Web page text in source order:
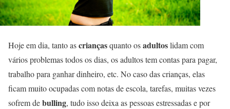
Hoje em dia, tanto ascriançasquanto osadultoslidam com
vários problemas todos os dias, os adultos tem contas para pagar,
trabalho para ganhar dinheiro, etc. No caso das crianças, elas
ficam muito ocupadas com notas de escola, tarefas, muitas vezes
sofrem debulling, tudo isso deixa as pessoas estressadas e por